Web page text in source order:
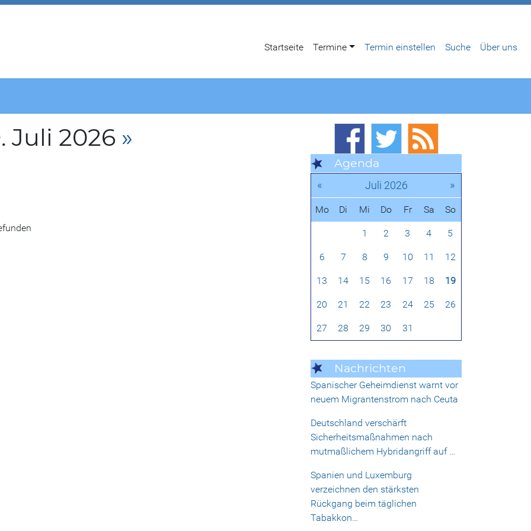
Startseite Termine Termin einstellen Suche Über uns
Juli 2026 »
Agenda
« Juli 2026 »
Mo Di Mi Do Fr Sa So
1 2 3 4 5
6 7 8 9 10 11 12
13 14 15 16 17 18 19
20 21 22 23 24 25 26
27 28 29 30 31
Nachrichten
Spanischer Geheimdienst warnt vor
neuem Migrantenstrom nach Ceuta
Deutschland verschärft
Sicherheitsmaßnahmen nach
mutmaßlichem Hybridangriff auf …
Spanien und Luxemburg
verzeichnen den stärksten
Rückgang beim täglichen
Tabakkon…